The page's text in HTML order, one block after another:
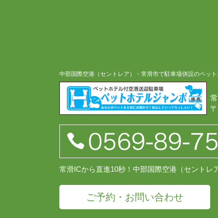
中部国際空港（セントレア）・常滑市で駐車場併設のペッ
常滑ICから直進10秒！中部国際空港（セントレ
ご予約・お問い合わせ